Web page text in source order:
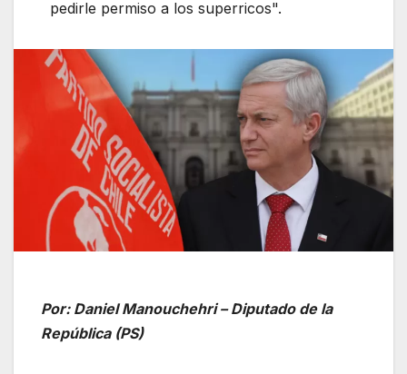
pedirle permiso a los superricos".
Por: Daniel Manouchehri – Diputado de la
República (PS)